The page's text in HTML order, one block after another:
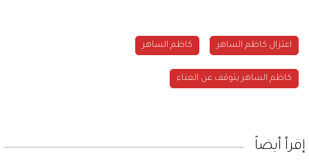
اعتزال كاظم الساهر كاظم الساهر
كاظم الساهر يتوقف عن الغناء
إقرأ أيضاً